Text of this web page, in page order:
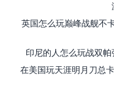
英国怎么玩巅峰战舰不
印尼的人怎么玩战双
在美国玩天涯明月刀总